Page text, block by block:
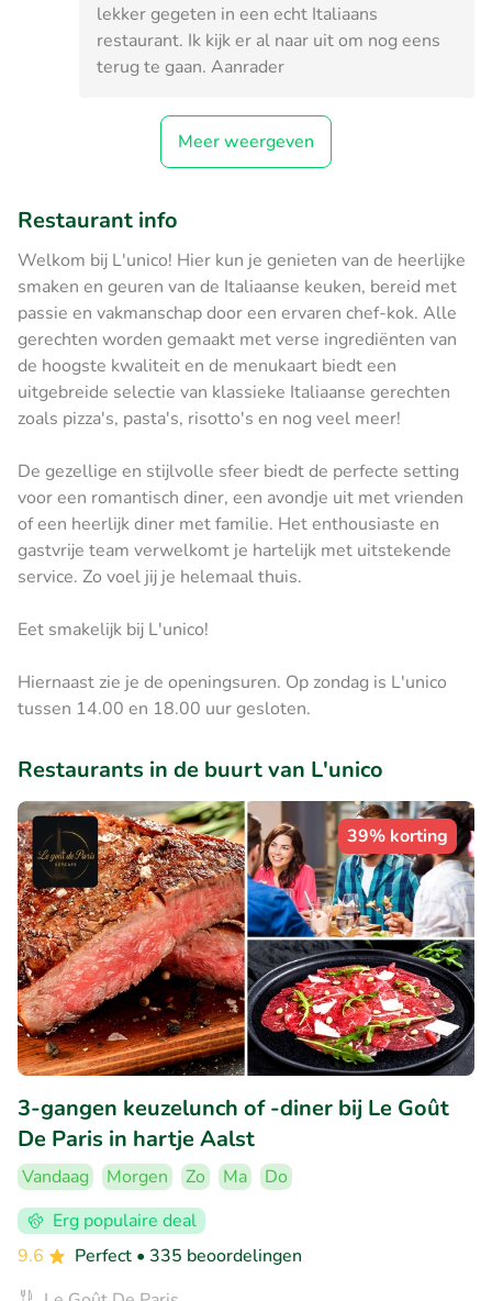
lekker gegeten in een echt Italiaans
restaurant. Ik kijk er al naar uit om nog eens
terug te gaan. Aanrader
Meer weergeven
Restaurant info
Welkom bij L'unico! Hier kun je genieten van de heerlijke
smaken en geuren van de Italiaanse keuken, bereid met
passie en vakmanschap door een ervaren chef-kok. Alle
gerechten worden gemaakt met verse ingrediënten van
de hoogste kwaliteit en de menukaart biedt een
uitgebreide selectie van klassieke Italiaanse gerechten
zoals pizza's, pasta's, risotto's en nog veel meer!
De gezellige en stijlvolle sfeer biedt de perfecte setting
voor een romantisch diner, een avondje uit met vrienden
of een heerlijk diner met familie. Het enthousiaste en
gastvrije team verwelkomt je hartelijk met uitstekende
service. Zo voel jij je helemaal thuis.
Eet smakelijk bij L'unico!
Hiernaast zie je de openingsuren. Op zondag is L'unico
tussen 14.00 en 18.00 uur gesloten.
Restaurants in de buurt van L'unico
39% korting
3-gangen keuzelunch of -diner bij Le Goût
De Paris in hartje Aalst
Vandaag Morgen Zo Ma
Do
Erg populaire deal
9.6
Perfect • 335 beoordelingen